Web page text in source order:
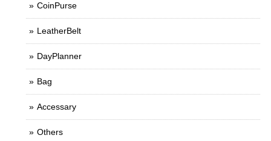
CoinPurse
LeatherBelt
DayPlanner
Bag
Accessary
Others